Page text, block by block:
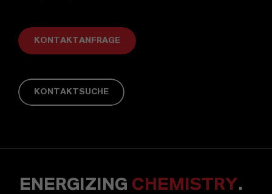
KONTAKTANFRAGE
KONTAKTSUCHE
ENERGIZING CHEMISTRY.